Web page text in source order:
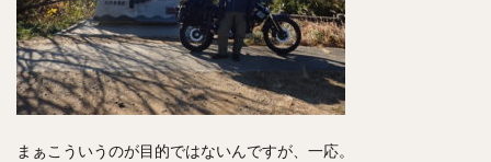
まぁこういうのが目的ではないんですが、一応。